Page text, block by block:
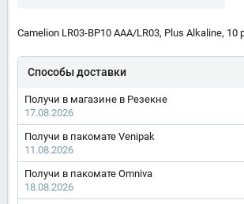
Camelion LR03-BP10 AAA/LR03, Plus Alkaline, 10
Способы доставки
Получи в магазине в Резекне
17.08.2026
Получи в пакомате Venipak
11.08.2026
Получи в пакомате Omniva
18.08.2026